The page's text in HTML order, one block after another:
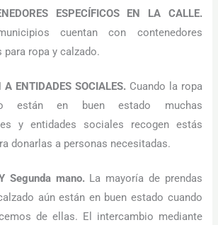
ESPECÍFICOS EN LA CALLE.
cuentan con contenedores
ropa y calzado.
A ENTIDADES SOCIALES. Cuando la ropa
están en buen estado muchas
y entidades sociales recogen estás
donarlas a personas necesitadas.
Segunda mano. La mayoría de prendas
aún están en buen estado cuando
de ellas. El intercambio mediante
base a cómo
se usa la web.
nuestra web
funcione lo
mejor posible
durante tu
visita. Si
algunas
funcionalidades
de la web.